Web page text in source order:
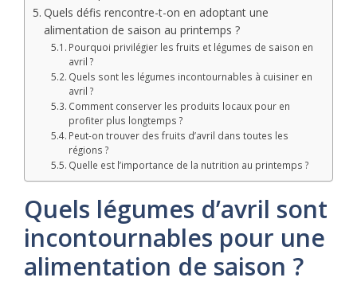
Quels défis rencontre-t-on en adoptant une
alimentation de saison au printemps ?
Pourquoi privilégier les fruits et légumes de saison en
avril ?
Quels sont les légumes incontournables à cuisiner en
avril ?
Comment conserver les produits locaux pour en
profiter plus longtemps ?
Peut-on trouver des fruits d’avril dans toutes les
régions ?
Quelle est l’importance de la nutrition au printemps ?
Quels légumes d’avril sont
incontournables pour une
alimentation de saison ?